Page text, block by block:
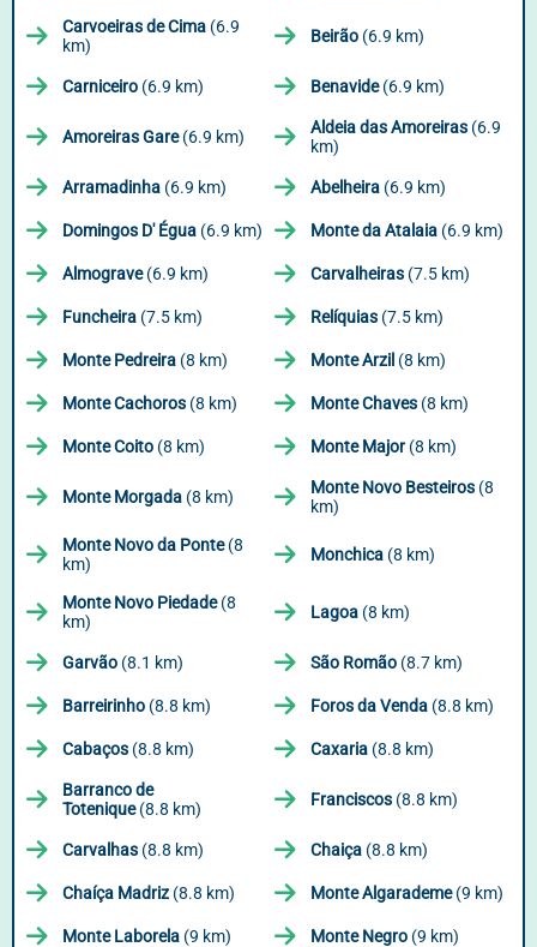
Carvoeiras de Cima (6.9
km)
Beirão (6.9 km)
Carniceiro (6.9 km) Benavide(6.9 km)
Amoreiras Gare(6.9 km) Aldeia das Amoreiras (6.9
km)
Arramadinha (6.9 km) Abelheira (6.9 km)
Domingos D' Égua (6.9 km) Monte da Atalaia (6.9 km)
Almograve(6.9 km) Carvalheiras (7.5 km)
Funcheira (7.5 km) Relíquias (7.5 km)
Monte Pedreira (8 km) Monte Arzil (8 km)
Monte Cachoros (8 km) Monte Chaves (8 km)
Monte Coito (8 km) Monte Major(8 km)
Monte Morgada (8 km) Monte Novo Besteiros (8
km)
Monte Novo da Ponte(8
km)
Monchica (8 km)
Monte Novo Piedade(8
km)
Lagoa (8 km)
Garvão (8.1 km) São Romão (8.7 km)
Barreirinho (8.8 km) Foros da Venda (8.8 km)
Cabaços (8.8 km) Caxaria (8.8 km)
Barranco de
Totenique(8.8 km) Franciscos (8.8 km)
Carvalhas (8.8 km) Chaiça (8.8 km)
Chaíça Madriz (8.8 km) Monte Algarademe(9 km)
Monte Laborela (9 km) Monte Negro (9 km)